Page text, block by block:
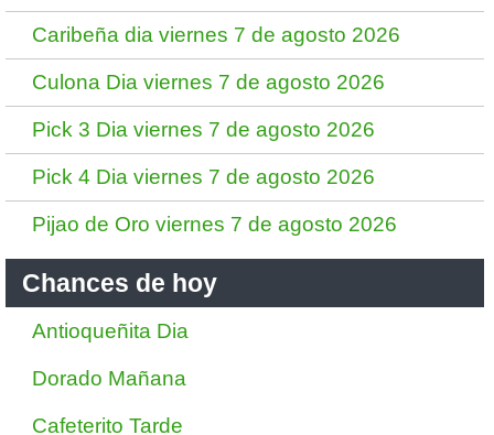
Caribeña dia viernes 7 de agosto 2026
Culona Dia viernes 7 de agosto 2026
Pick 3 Dia viernes 7 de agosto 2026
Pick 4 Dia viernes 7 de agosto 2026
Pijao de Oro viernes 7 de agosto 2026
Chances de hoy
Antioqueñita Dia
Dorado Mañana
Cafeterito Tarde